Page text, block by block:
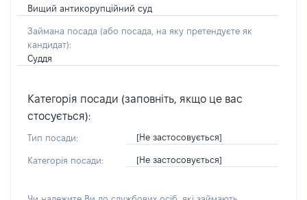
Вищий антикорупційний суд
Займана посада (або посада, на яку претендуєте як
кандидат):
Суддя
Категорія посади (заповніть, якщо це вас
стосується):
Тип посади: [Не застосовується]
Категорія посади: [Не застосовується]